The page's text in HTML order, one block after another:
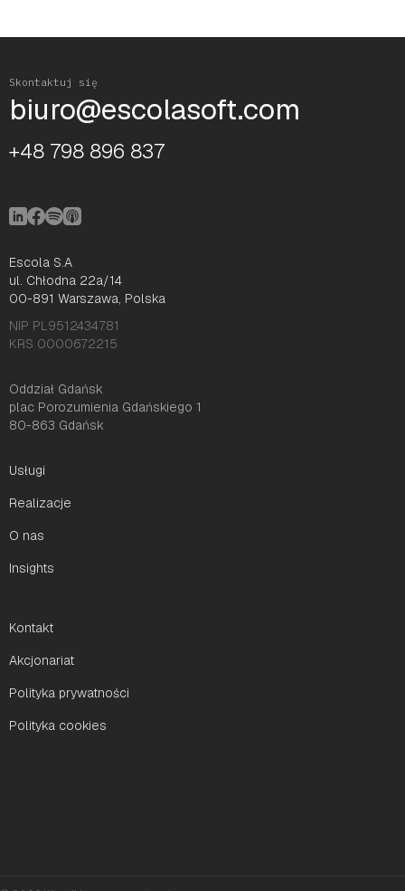
Skontaktuj się
biuro@escolasoft.com
+48 798 896 837
Escola S.A
ul. Chłodna 22a/14
00-891 Warszawa, Polska
NIP PL9512434781
KRS 0000672215
Oddział Gdańsk
plac Porozumienia Gdańskiego 1
80-863 Gdańsk
Usługi
Realizacje
O nas
Insights
Kontakt
Akcjonariat
Polityka prywatności
Polityka cookies